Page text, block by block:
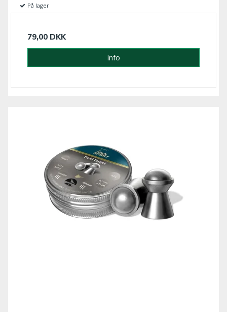
På lager
79,00 DKK
Info